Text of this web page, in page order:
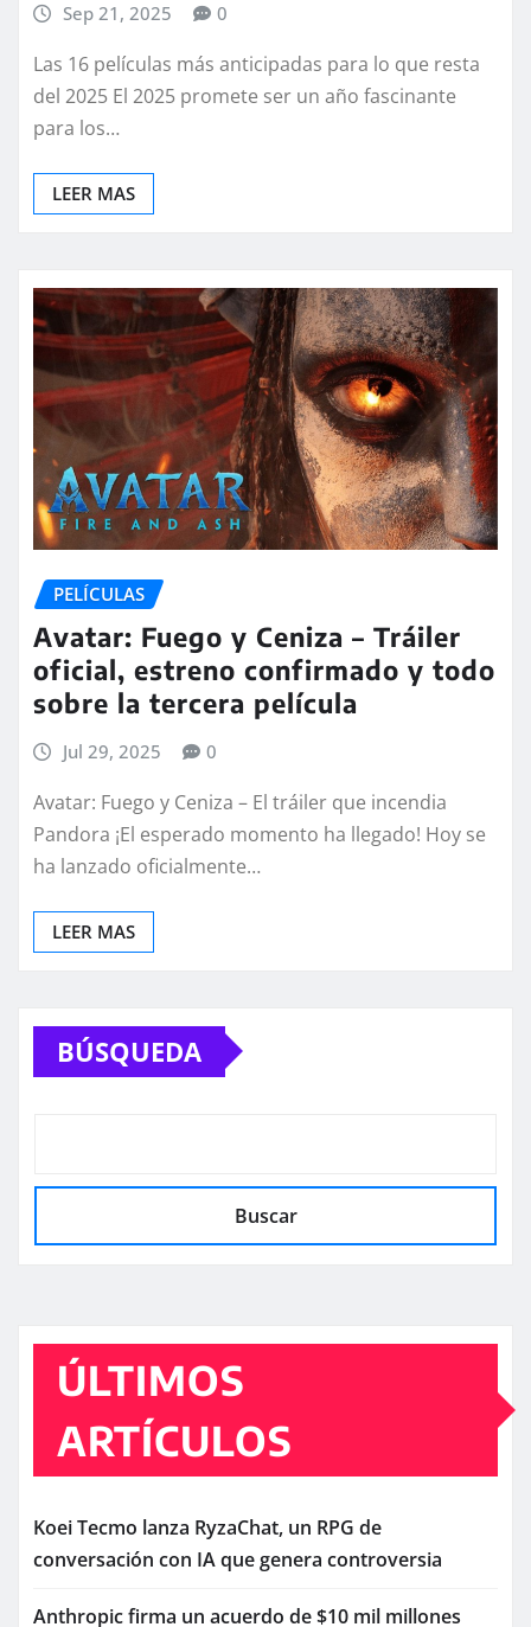
Sep 21, 2025 0
Las 16 películas más anticipadas para lo que resta
del 2025 El 2025 promete ser un año fascinante
para los…
LEER MAS
PELÍCULAS
Avatar: Fuego y Ceniza – Tráiler
oficial, estreno confirmado y todo
sobre la tercera película
Jul 29, 2025 0
Avatar: Fuego y Ceniza – El tráiler que incendia
Pandora ¡El esperado momento ha llegado! Hoy se
ha lanzado oficialmente…
LEER MAS
BÚSQUEDA
Buscar
ÚLTIMOS
ARTÍCULOS
Koei Tecmo lanza RyzaChat, un RPG de
conversación con IA que genera controversia
Anthropic firma un acuerdo de $10 mil millones